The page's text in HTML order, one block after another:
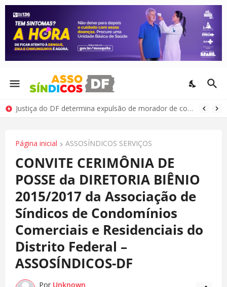
Justiça do DF determina expulsão de morador de condomínio por comportamento antissocial
Página inicial ASSOSÍNDICOS SERVIÇOS
CONVITE CERIMÔNIA DE
POSSE da DIRETORIA BIÊNIO
2015/2017 da Associação de
Síndicos de Condomínios
Comerciais e Residenciais do
Distrito Federal –
ASSOSÍNDICOS-DF
Por Unknown